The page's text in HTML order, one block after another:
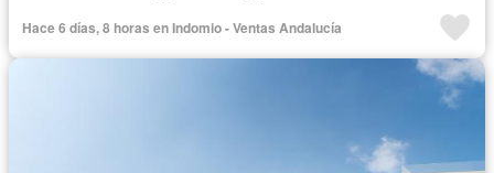
Hace 6 días, 8 horas en Indomio - Ventas Andalucía